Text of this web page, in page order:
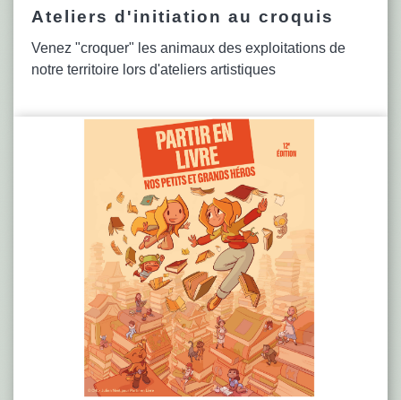
Ateliers d'initiation au croquis
Venez "croquer" les animaux des exploitations de
notre territoire lors d'ateliers artistiques